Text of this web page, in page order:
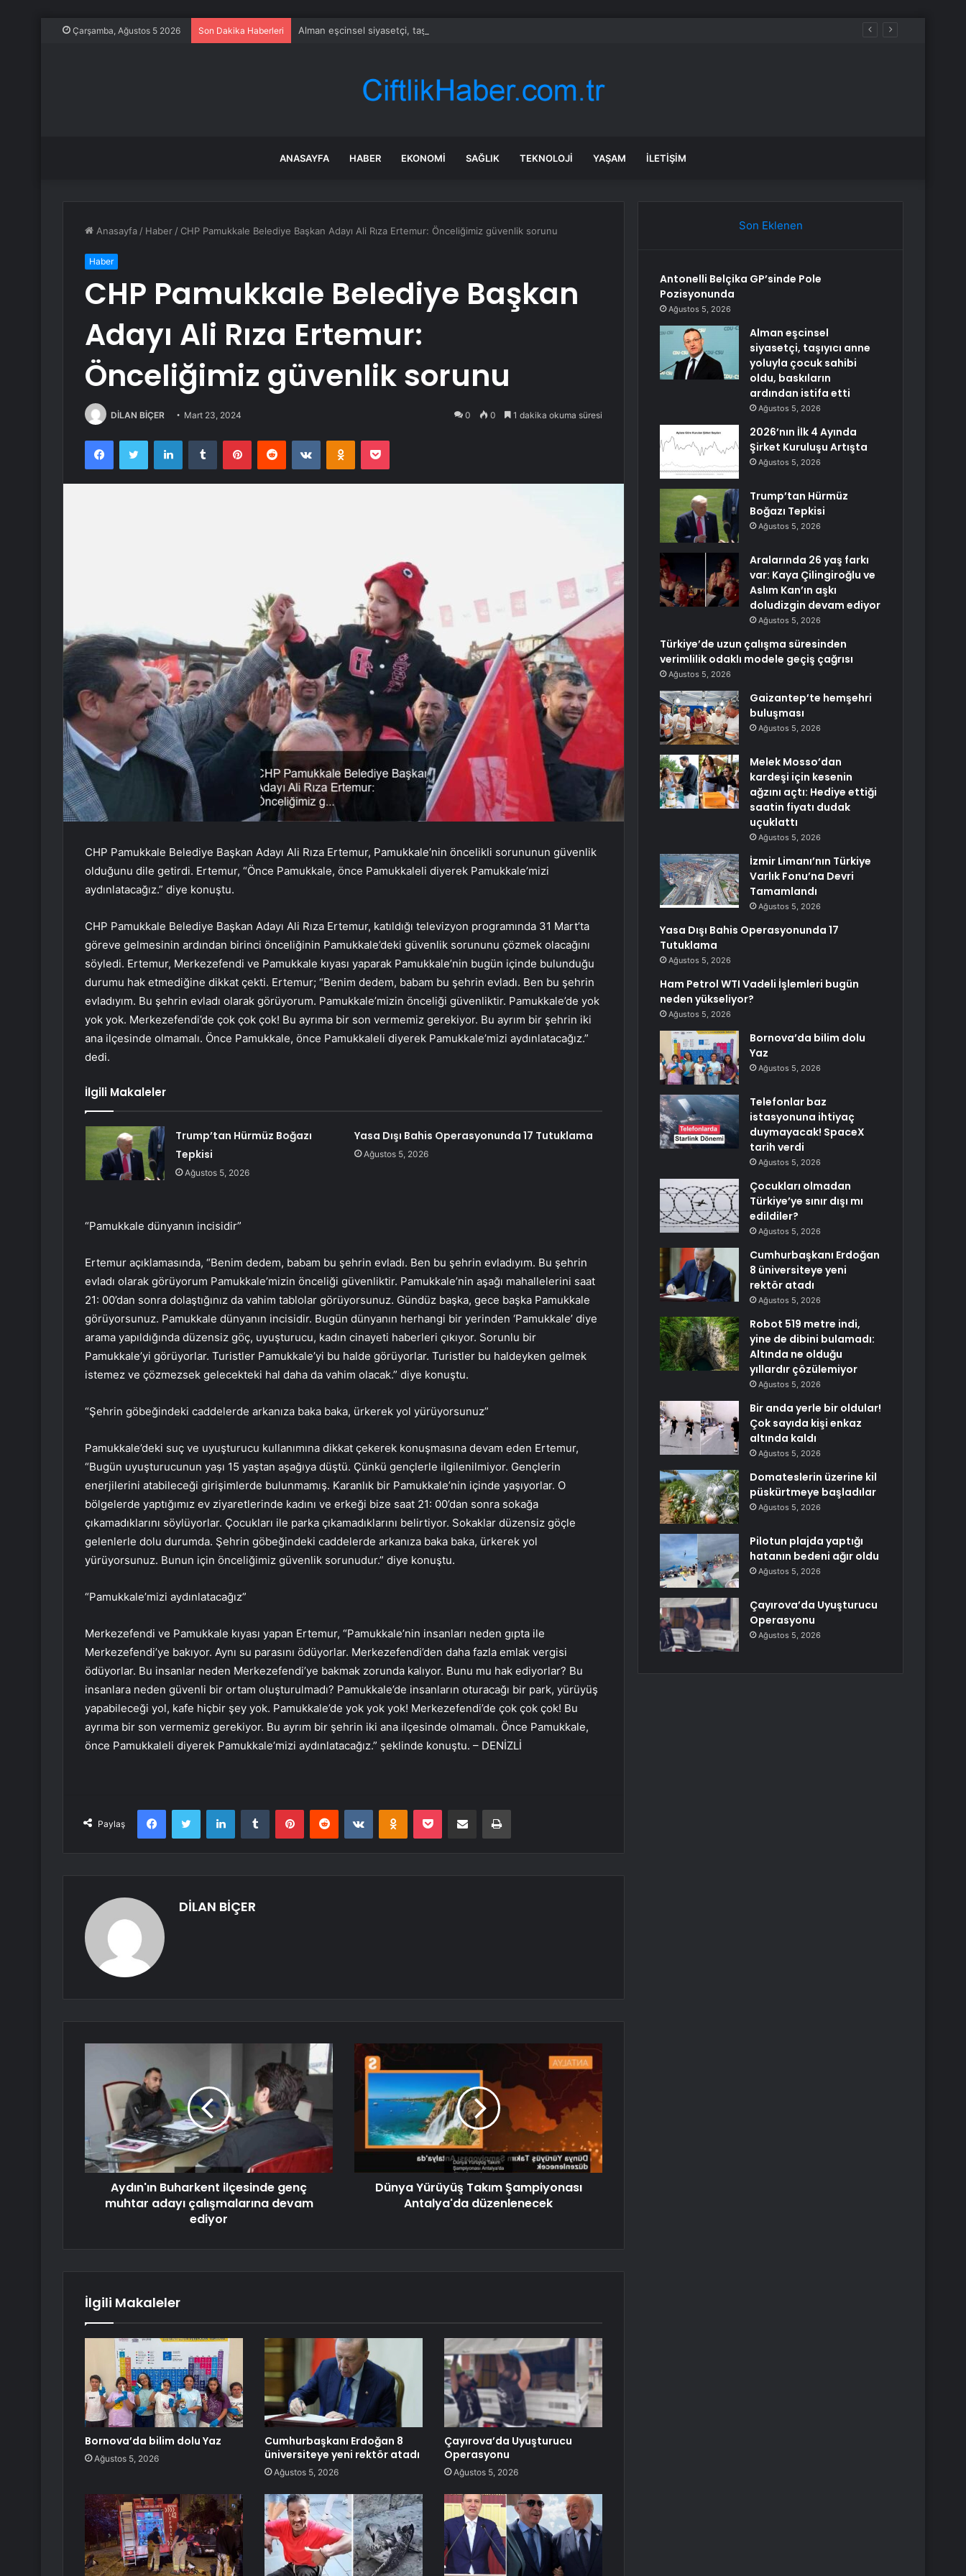
Çarşamba, Ağustos 5 2026 Son Dakika Haberleri Alman eşcinsel siyasetçi, taşıyıcı anne yoluyla çocuk sahibi oldu, baskıların ardından istifa etti
ANASAYFA HABER EKONOMI SAĞLIK TEKNOLOJI YAŞAM İLETIŞIM
Anasayfa / Haber / CHP Pamukkale Belediye Başkan Adayı Ali Rıza Ertemur: Önceliğimiz güvenlik sorunu
Haber
CHP Pamukkale Belediye Başkan
Adayı Ali Rıza Ertemur:
Önceliğimiz güvenlik sorunu
DİLAN BİÇER Mart 23, 2024 0 0 1 dakika okuma süresi
FacebookTwitter LinkedInTumblr PinterestReddit VKontakteOdnoklassniki
Pocket
CHP Pamukkale Belediye Başkan Adayı Ali Rıza Ertemur, Pamukkale’nin öncelikli sorununun güvenlik
olduğunu dile getirdi. Ertemur, “Önce Pamukkale, önce Pamukkaleli diyerek Pamukkale’mizi
aydınlatacağız.” diye konuştu.
CHP Pamukkale Belediye Başkan Adayı Ali Rıza Ertemur, katıldığı televizyon programında 31 Mart’ta
göreve gelmesinin ardından birinci önceliğinin Pamukkale’deki güvenlik sorununu çözmek olacağını
söyledi. Ertemur, Merkezefendi ve Pamukkale kıyası yaparak Pamukkale’nin bugün içinde bulunduğu
durumu hak etmediğine dikkat çekti. Ertemur; “Benim dedem, babam bu şehrin evladı. Ben bu şehrin
evladıyım. Bu şehrin evladı olarak görüyorum. Pamukkale’mizin önceliği güvenliktir. Pamukkale’de yok
yok yok. Merkezefendi’de çok çok çok! Bu ayrıma bir son vermemiz gerekiyor. Bu ayrım bir şehrin iki
ana ilçesinde olmamalı. Önce Pamukkale, önce Pamukkaleli diyerek Pamukkale’mizi aydınlatacağız.”
dedi.
İlgili Makaleler
Trump’tan Hürmüz Boğazı
Tepkisi
Ağustos 5, 2026
Yasa Dışı Bahis Operasyonunda 17 Tutuklama
Ağustos 5, 2026
“Pamukkale dünyanın incisidir”
Ertemur açıklamasında, “Benim dedem, babam bu şehrin evladı. Ben bu şehrin evladıyım. Bu şehrin
evladı olarak görüyorum Pamukkale’mizin önceliği güvenliktir. Pamukkale’nin aşağı mahallelerini saat
21: 00’dan sonra dolaştığınız da vahim tablolar görüyorsunuz. Gündüz başka, gece başka Pamukkale
görüyorsunuz. Pamukkale dünyanın incisidir. Bugün dünyanın herhangi bir yerinden ‘Pamukkale’ diye
arama yapıldığında düzensiz göç, uyuşturucu, kadın cinayeti haberleri çıkıyor. Sorunlu bir
Pamukkale’yi görüyorlar. Turistler Pamukkale’yi bu halde görüyorlar. Turistler bu haldeyken gelmek
istemez ve çözmezsek gelecekteki hal daha da vahim olacak.” diye konuştu.
“Şehrin göbeğindeki caddelerde arkanıza baka baka, ürkerek yol yürüyorsunuz”
Pamukkale’deki suç ve uyuşturucu kullanımına dikkat çekerek konuşmasına devam eden Ertemur,
“Bugün uyuşturucunun yaşı 15 yaştan aşağıya düştü. Çünkü gençlerle ilgilenilmiyor. Gençlerin
enerjilerini atabileceği girişimlerde bulunmamış. Karanlık bir Pamukkale’nin içinde yaşıyorlar. O
bölgelerde yaptığımız ev ziyaretlerinde kadını ve erkeği bize saat 21: 00’dan sonra sokağa
çıkamadıklarını söylüyorlar. Çocukları ile parka çıkamadıklarını belirtiyor. Sokaklar düzensiz göçle
gelenlerle dolu durumda. Şehrin göbeğindeki caddelerde arkanıza baka baka, ürkerek yol
yürüyorsunuz. Bunun için önceliğimiz güvenlik sorunudur.” diye konuştu.
“Pamukkale’mizi aydınlatacağız”
Merkezefendi ve Pamukkale kıyası yapan Ertemur, “Pamukkale’nin insanları neden gıpta ile
Merkezefendi’ye bakıyor. Aynı su parasını ödüyorlar. Merkezefendi’den daha fazla emlak vergisi
ödüyorlar. Bu insanlar neden Merkezefendi’ye bakmak zorunda kalıyor. Bunu mu hak ediyorlar? Bu
insanlara neden güvenli bir ortam oluşturulmadı? Pamukkale’de insanların oturacağı bir park, yürüyüş
yapabileceği yol, kafe hiçbir şey yok. Pamukkale’de yok yok yok! Merkezefendi’de çok çok çok! Bu
ayrıma bir son vermemiz gerekiyor. Bu ayrım bir şehrin iki ana ilçesinde olmamalı. Önce Pamukkale,
önce Pamukkaleli diyerek Pamukkale’mizi aydınlatacağız.” şeklinde konuştu. – DENİZLİ
Paylaş
FacebookTwitter LinkedInTumblr PinterestReddit VKontakteOdnoklassniki
Pocket E-Posta ile paylaş Yazdır
DİLAN BİÇER
Aydın'ın Buharkent ilçesinde genç
muhtar adayı çalışmalarına devam
ediyor
Dünya Yürüyüş Takım Şampiyonası
Antalya'da düzenlenecek
İlgili Makaleler
Bornova’da bilim dolu Yaz
Ağustos 5, 2026
Cumhurbaşkanı Erdoğan 8
üniversiteye yeni rektör atadı
Ağustos 5, 2026
Çayırova’da Uyuşturucu
Operasyonu
Ağustos 5, 2026
Son Eklenen
Antonelli Belçika GP’sinde Pole
Pozisyonunda
Ağustos 5, 2026
Alman eşcinsel
siyasetçi, taşıyıcı anne
yoluyla çocuk sahibi
oldu, baskıların
ardından istifa etti
Ağustos 5, 2026
2026’nın İlk 4 Ayında
Şirket Kuruluşu Artışta
Ağustos 5, 2026
Trump’tan Hürmüz
Boğazı Tepkisi
Ağustos 5, 2026
Aralarında 26 yaş farkı
var: Kaya Çilingiroğlu ve
Aslım Kan’ın aşkı
doludizgin devam ediyor
Ağustos 5, 2026
Türkiye’de uzun çalışma süresinden
verimlilik odaklı modele geçiş çağrısı
Ağustos 5, 2026
Gaizantep’te hemşehri
buluşması
Ağustos 5, 2026
Melek Mosso’dan
kardeşi için kesenin
ağzını açtı: Hediye ettiği
saatin fiyatı dudak
uçuklattı
Ağustos 5, 2026
İzmir Limanı’nın Türkiye
Varlık Fonu’na Devri
Tamamlandı
Ağustos 5, 2026
Yasa Dışı Bahis Operasyonunda 17
Tutuklama
Ağustos 5, 2026
Ham Petrol WTI Vadeli İşlemleri bugün
neden yükseliyor?
Ağustos 5, 2026
Bornova’da bilim dolu
Yaz
Ağustos 5, 2026
Telefonlar baz
istasyonuna ihtiyaç
duymayacak! SpaceX
tarih verdi
Ağustos 5, 2026
Çocukları olmadan
Türkiye’ye sınır dışı mı
edildiler?
Ağustos 5, 2026
Cumhurbaşkanı Erdoğan
8 üniversiteye yeni
rektör atadı
Ağustos 5, 2026
Robot 519 metre indi,
yine de dibini bulamadı:
Altında ne olduğu
yıllardır çözülemiyor
Ağustos 5, 2026
Bir anda yerle bir oldular!
Çok sayıda kişi enkaz
altında kaldı
Ağustos 5, 2026
Domateslerin üzerine kil
püskürtmeye başladılar
Ağustos 5, 2026
Pilotun plajda yaptığı
hatanın bedeni ağır oldu
Ağustos 5, 2026
Çayırova’da Uyuşturucu
Operasyonu
Ağustos 5, 2026